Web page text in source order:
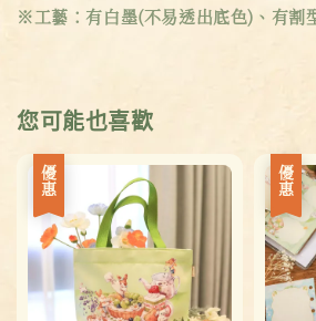
※工藝：有白墨(不易透出底色)、有割
您可能也喜歡
優惠 優惠